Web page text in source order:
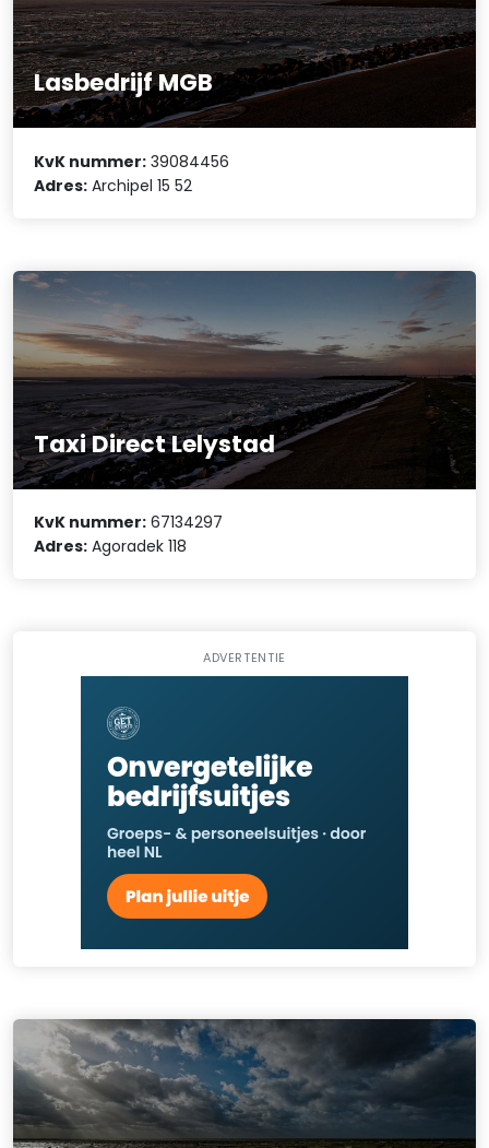
Lasbedrijf MGB
KvK nummer: 39084456
Adres: Archipel 15 52
Taxi Direct Lelystad
KvK nummer: 67134297
Adres: Agoradek 118
ADVERTENTIE